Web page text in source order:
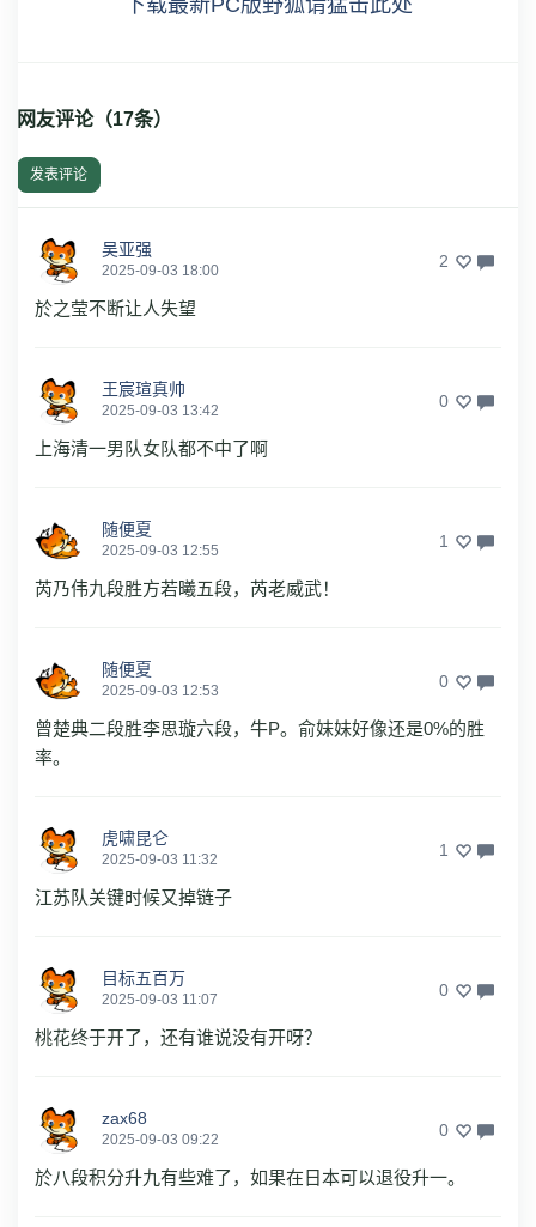
下载最新PC版野狐请猛击此处
网友评论（17条）
发表评论
吴亚强
2025-09-03 18:00 2
於之莹不断让人失望
王宸瑄真帅
2025-09-03 13:42 0
上海清一男队女队都不中了啊
随便夏
2025-09-03 12:55 1
芮乃伟九段胜方若曦五段，芮老威武！
随便夏
2025-09-03 12:53 0
曾楚典二段胜李思璇六段，牛P。俞妹妹好像还是0%的胜
率。
虎啸昆仑
2025-09-03 11:32 1
江苏队关键时候又掉链子
目标五百万
2025-09-03 11:07 0
桃花终于开了，还有谁说没有开呀？
zax68
2025-09-03 09:22 0
於八段积分升九有些难了，如果在日本可以退役升一。